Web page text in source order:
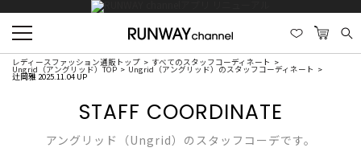
レディースファッション通販トップ すべてのスタッフコーディネート
Ungrid（アングリッド）TOP Ungrid（アングリッド）のスタッフコーディネート
辻岡雅 2025.11.04 UP
STAFF COORDINATE
アングリッド（Ungrid）のスタッフコーデです。